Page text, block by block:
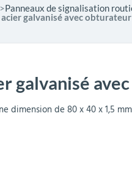
Barrières de sécurité
Plaques Loi BLANQUER
Panneaux de signalisation
galvanisé avec
galvanisé
de 80 x 40 x 1,5